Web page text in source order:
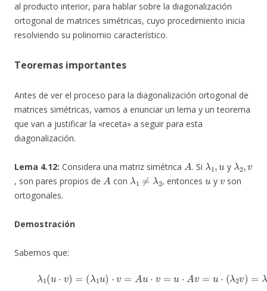
al producto interior, para hablar sobre la diagonalización
ortogonal de matrices simétricas, cuyo procedimiento inicia
resolviendo su polinomio característico.
Teoremas importantes
Antes de ver el proceso para la diagonalización ortogonal de
matrices simétricas, vamos a enunciar un lema y un teorema
que van a justificar la «receta» a seguir para esta
diagonalización.
Lema 4.12: Considera una matriz simétrica
A
. Si
λ
y
λ
, son pares propios de
A
con
λ1≠ λ2
, entonces
u
y
v
son
ortogonales.
Demostración
Sabemos que:
(1) (u v)= λ1 ⋅v= Au =u Av= (λ 2v) =λ2 ⋅